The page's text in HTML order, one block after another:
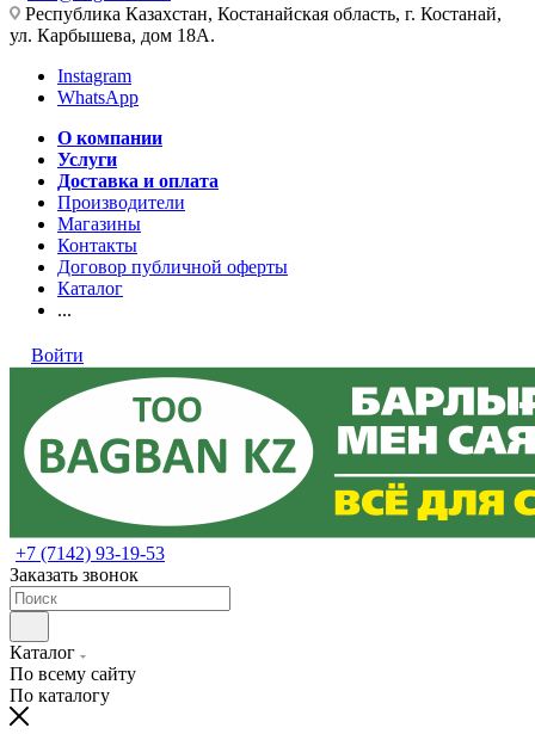
Республика Казахстан, Костанайская область, г. Костанай,
ул. Карбышева, дом 18А.
Instagram
WhatsApp
О компании
Услуги
Доставка и оплата
Производители
Магазины
Контакты
Договор публичной оферты
Каталог
...
Войти
+7 (7142) 93-19-53
Заказать звонок
Каталог
По всему сайту
По каталогу